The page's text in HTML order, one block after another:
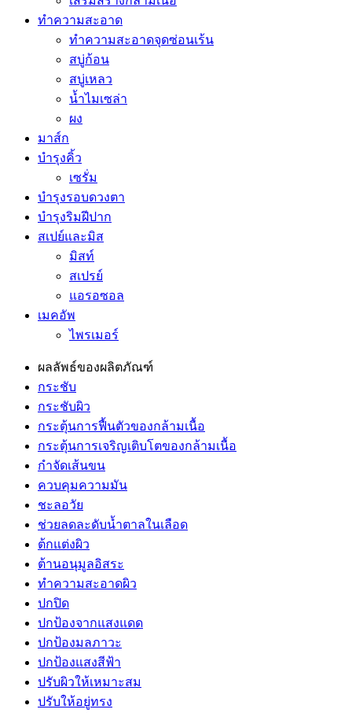
ทำความสะอาด
ทำความสะอาดจุดซ่อนเร้น
สบู่ก้อน
สบู่เหลว
น้ำไมเซล่า
ผง
มาส์ก
บำรุงคิ้ว
เซรั่ม
บำรุงรอบดวงตา
บำรุงริมฝีปาก
สเปย์และมิส
มิสท์
สเปรย์
แอรอซอล
เมคอัพ
ไพรเมอร์
ผลลัพธ์ของผลิตภัณฑ์
กระชับ
กระชับผิว
กระตุ้นการฟื้นตัวของกล้ามเนื้อ
กระตุ้นการเจริญเติบโตของกล้ามเนื้อ
กำจัดเส้นขน
ควบคุมความมัน
ชะลอวัย
ช่วยลดละดับน้ำตาลในเลือด
ต้กแต่งผิว
ต้านอนุมูลอิสระ
ทำความสะอาดผิว
ปกปิด
ปกป้องจากแสงแดด
ปกป้องมลภาวะ
ปกป้องแสงสีฟ้า
ปรับผิวให้เหมาะสม
ปรับให้อยู่ทรง